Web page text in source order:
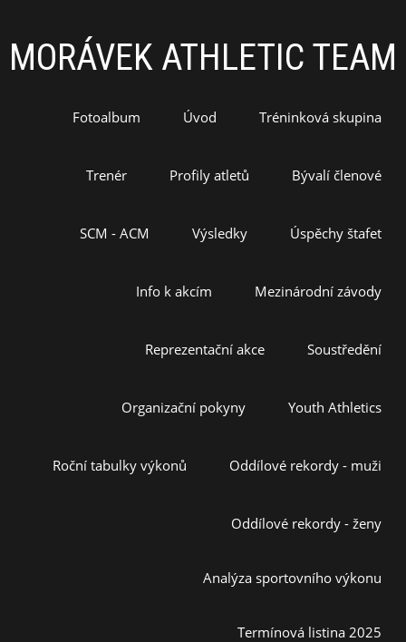
MORÁVEK ATHLETIC TEAM
Fotoalbum Úvod Tréninková skupina
Trenér Profily atletů Bývalí členové
SCM - ACM Výsledky Úspěchy štafet
Info k akcím Mezinárodní závody
Reprezentační akce Soustředění
Organizační pokyny Youth Athletics
Roční tabulky výkonů Oddílové rekordy - muži
Oddílové rekordy - ženy
Analýza sportovního výkonu
Termínová listina 2025